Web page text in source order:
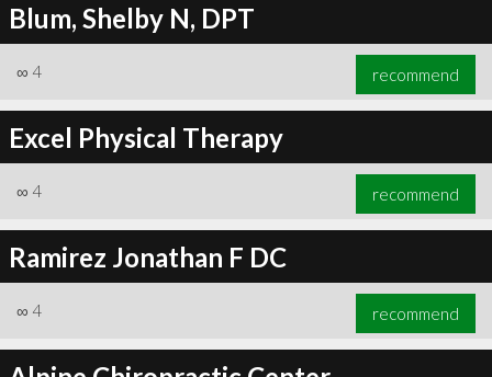
Blum, Shelby N, DPT
∞ 4 recommend
Excel Physical Therapy
∞ 4 recommend
Ramirez Jonathan F DC
∞ 4 recommend